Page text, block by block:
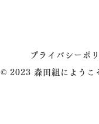
プライバシーポ
© 2023 森田組によう